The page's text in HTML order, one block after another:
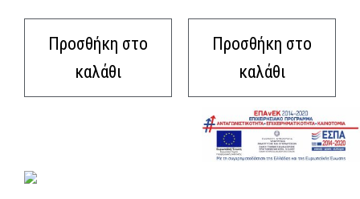
Προσθήκη στο
καλάθι
Προσθήκη στο
καλάθι